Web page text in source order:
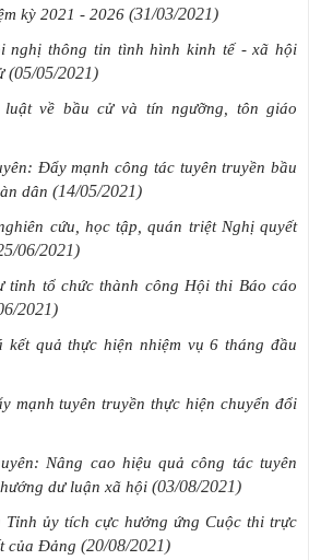
kỳ 2021 - 2026 (31/03/2021)
nghị thông tin tình hình kinh tế - xã hội
(05/05/2021)
luật về bầu cử và tín ngưỡng, tôn giáo
Đẩy mạnh công tác tuyên truyền bầu
dân (14/05/2021)
cứu, học tập, quán triệt Nghị quyết
06/2021)
tỉnh tổ chức thành công Hội thi Báo cáo
2021)
quả thực hiện nhiệm vụ 6 tháng đầu
mạnh tuyên truyền thực hiện chuyển đổi
Nâng cao hiệu quả công tác tuyên
dư luận xã hội (03/08/2021)
ủy tích cực hưởng ứng Cuộc thi trực
của Đảng (20/08/2021)